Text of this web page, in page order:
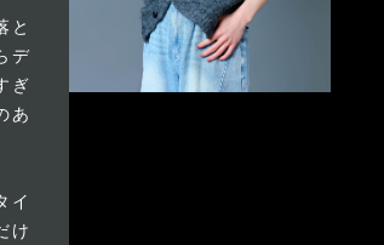
と
デ
ぎ
あ
イ
け